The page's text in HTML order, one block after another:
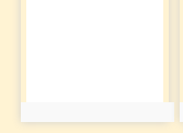
photo:3175